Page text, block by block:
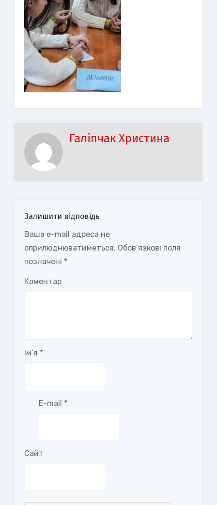
Галіпчак Христина
Залишити відповідь
Ваша e-mail адреса не
оприлюднюватиметься. Обов’язкові поля
позначені *
Коментар
Ім’я *
E-mail *
Сайт